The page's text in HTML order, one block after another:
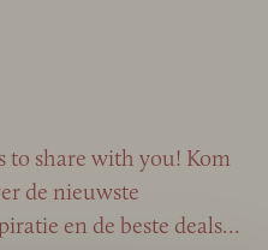
to share with you! Kom
de nieuwste
en de beste deals…